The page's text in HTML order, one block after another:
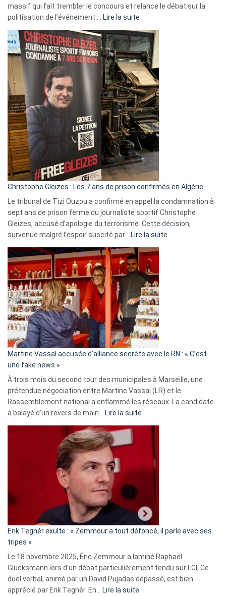
massif qui fait trembler le concours et relance le débat sur la
politisation de l’événement.… Lire la suite
Boycott
Eurovision
2026
:
Pays-
Bas,
Espagne,
Irlande
et
Slovénie
rejettent
la
présence
d’Israël
Christophe Gleizes : Les 7 ans de prison confirmés en Algérie
Le tribunal de Tizi Ouzou a confirmé en appel la condamnation à
sept ans de prison ferme du journaliste sportif Christophe
Gleizes, accusé d’apologie du terrorisme. Cette décision,
survenue malgré l’espoir suscité par… Lire la suite
Algérie
Martine Vassal accusée d’alliance secrète avec le RN : « C’est
une fake news »
À trois mois du second tour des municipales à Marseille, une
prétendue négociation entre Martine Vassal (LR) et le
Rassemblement national a enflammé les réseaux. La candidate
a balayé d’un revers de main… Lire la suite
Martine
Vassal
d’alliance
secrète
«
C’est
fake
news
»
Erik Tegnér exulte : « Zemmour a tout défoncé, il parle avec ses
tripes »
Le 18 novembre 2025, Éric Zemmour a laminé Raphaël
Glucksmann lors d’un débat particulièrement tendu sur LCI, Ce
duel verbal, animé par un David Pujadas dépassé, est bien
apprécié par Erik Tegnér. En… Lire la suite